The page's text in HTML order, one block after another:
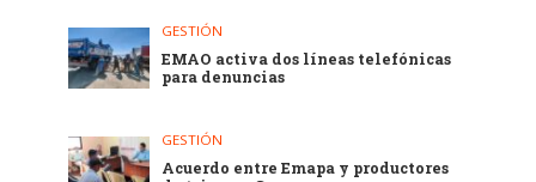
GESTIÓN
EMAO activa dos líneas telefónicas
para denuncias
GESTIÓN
Acuerdo entre Emapa y productores